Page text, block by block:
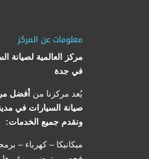
معلومات عن المركز
مركز العالمية لصيانة
في جدة
يُعد مركزنا من أفضل
صيانة السيارات في
ونقدم جميع الخدمات:
ميكانيكا – كهرباء –